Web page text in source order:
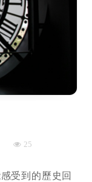
25
受到的歷史回